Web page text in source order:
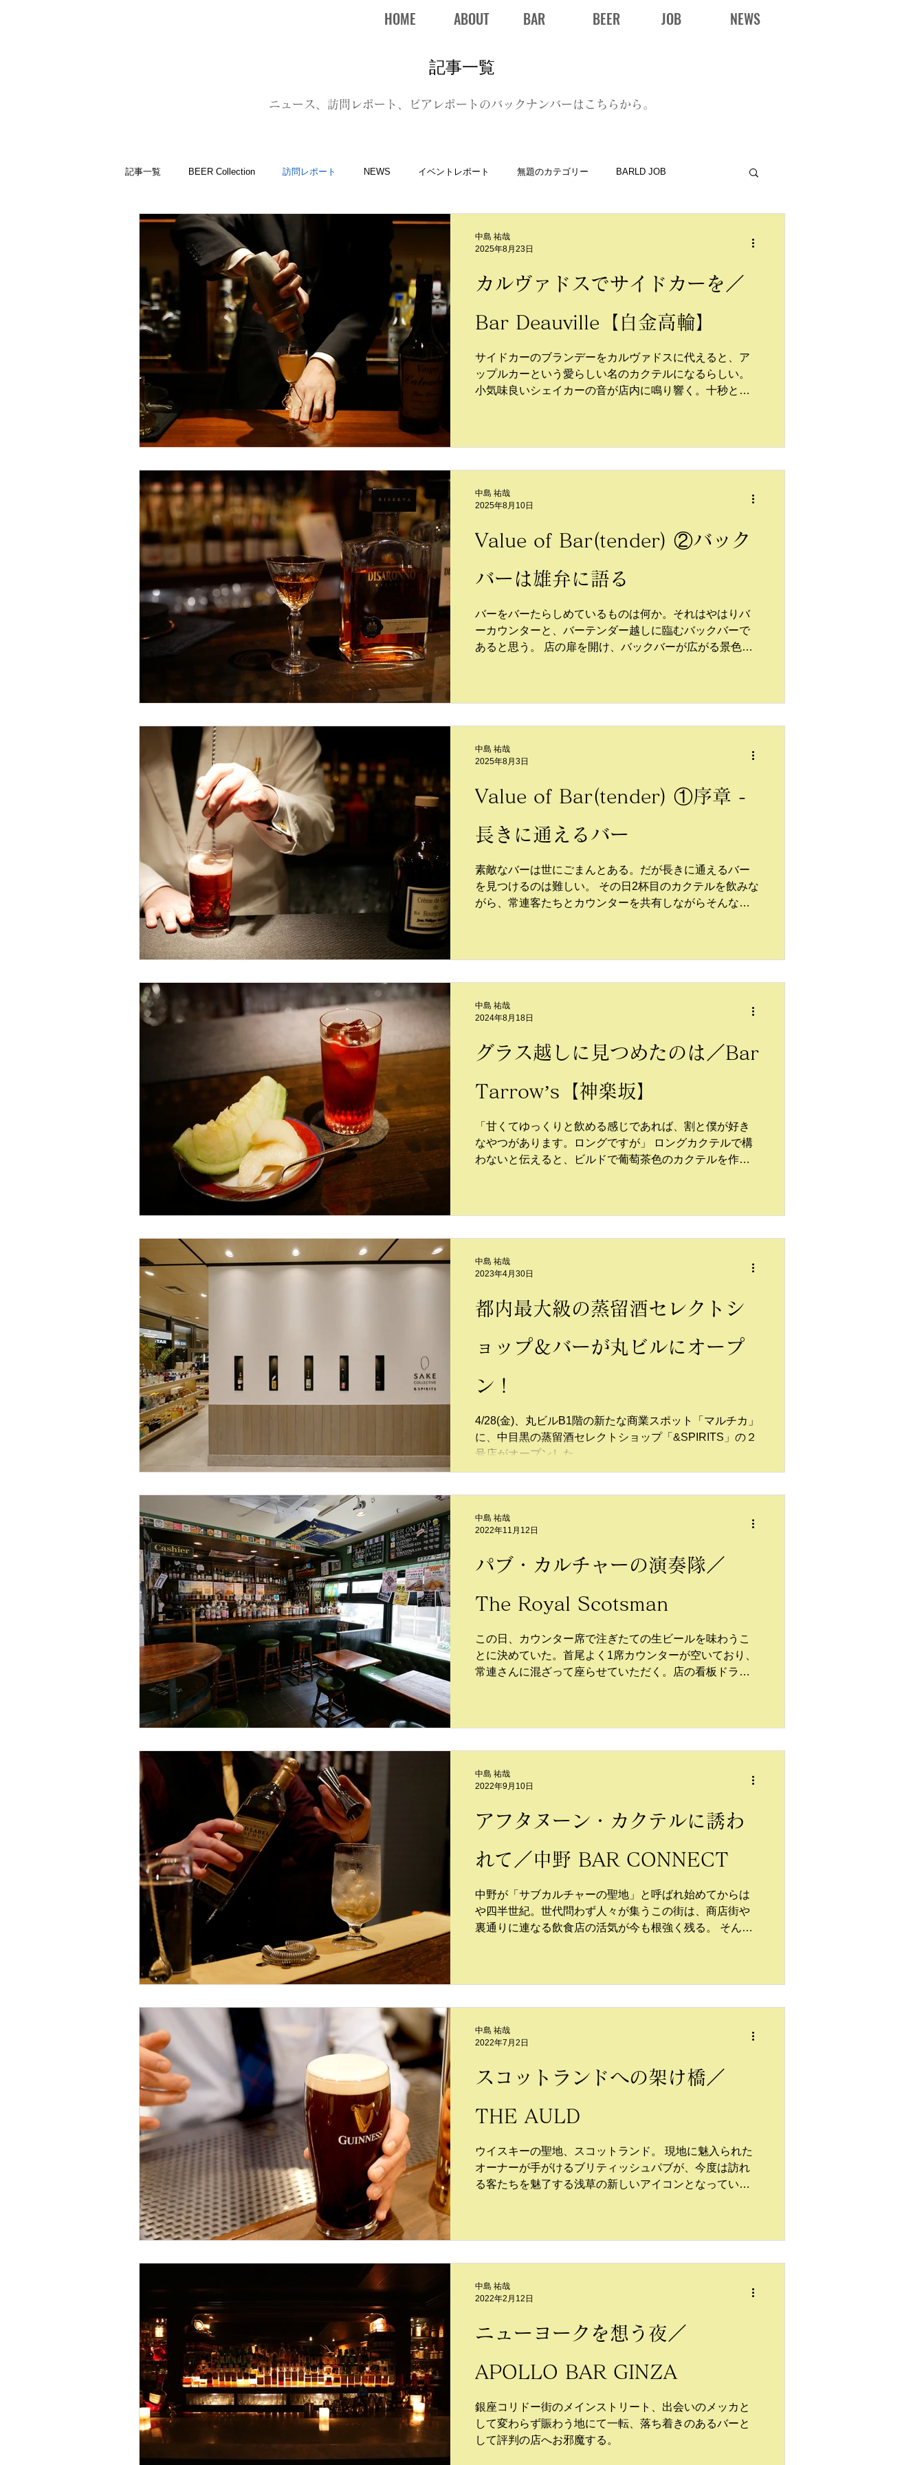
HOME ABOUT BAR BEER JOB NEWS
記事一覧
ニュース、訪問レポート、ビアレポートのバックナンバーはこちらから。
記事一覧 BEER Collection 訪問レポート NEWS イベントレポート 無題のカテゴリー BARLD JOB
バーコラム
カルヴァドスでサイドカーを／
Bar Deauville【白金高輪】
サイドカーのブランデーをカルヴァドスに代えると、ア
ップルカーという愛らしい名のカクテルになるらしい。
小気味良いシェイカーの音が店内に鳴り響く。十秒と経
中島 祐哉
2025年8月23日
Value of Bar(tender) ②バック
バーは雄弁に語る
バーをバーたらしめているものは何か。それはやはりバ
ーカウンターと、バーテンダー越しに臨むバックバーで
あると思う。 店の扉を開け、バックバーが広がる景色は
いる方が単純にワクワクするし、こうした胸のときめき
はバーを訪れる上で大切なことであるように思う。
中島 祐哉
2025年8月10日
Value of Bar(tender) ①序章 -
長きに通えるバー
素敵なバーは世にごまんとある。だが長きに通えるバー
を見つけるのは難しい。 その日2杯目のカクテルを飲みな
がら、常連客たちとカウンターを共有しながらそんなこ
中島 祐哉
2025年8月3日
グラス越しに見つめたのは／Bar
Tarrow’s【神楽坂】
「甘くてゆっくりと飲める感じであれば、割と僕が好き
なやつがあります。ロングですが」 ロングカクテルで構
わないと伝えると、ビルドで葡萄茶色のカクテルを作っ
中島 祐哉
2024年8月18日
都内最大級の蒸留酒セレクトシ
ョップ＆バーが丸ビルにオープ
ン！
4/28(金)、丸ビルB1階の新たな商業スポット「マルチカ」
に、中目黒の蒸留酒セレクトショップ「&SPIRITS」の２
号店がオープンした。
中島 祐哉
2023年4月30日
パブ・カルチャーの演奏隊／
The Royal Scotsman
この日、カウンター席で注ぎたての生ビールを味わうこ
とに決めていた。首尾よく1席カウンターが空いており、
常連さんに混ざって座らせていただく。店の看板ドラフ
中島 祐哉
2022年11月12日
アフタヌーン・カクテルに誘わ
れて／中野 BAR CONNECT
中野が「サブカルチャーの聖地」と呼ばれ始めてからは
や四半世紀。世代問わず人々が集うこの街は、商店街や
裏通りに連なる飲食店の活気が今も根強く残る。 そんな
中島 祐哉
2022年9月10日
スコットランドへの架け橋／
THE AULD
ウイスキーの聖地、スコットランド。 現地に魅入られた
オーナーが手がけるブリティッシュパブが、今度は訪れ
る客たちを魅了する浅草の新しいアイコンとなってい
中島 祐哉
2022年7月2日
ニューヨークを想う夜／
APOLLO BAR GINZA
銀座コリドー街のメインストリート、出会いのメッカと
して変わらず賑わう地にて一転、落ち着きのあるバーと
して評判の店へお邪魔する。
中島 祐哉
2022年2月12日